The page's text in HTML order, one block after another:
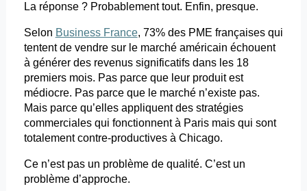
La réponse ? Probablement tout. Enfin, presque.
Selon Business France, 73% des PME françaises qui
tentent de vendre sur le marché américain échouent
à générer des revenus significatifs dans les 18
premiers mois. Pas parce que leur produit est
médiocre. Pas parce que le marché n’existe pas.
Mais parce qu’elles appliquent des stratégies
commerciales qui fonctionnent à Paris mais qui sont
totalement contre-productives à Chicago.
Ce n’est pas un problème de qualité. C’est un
problème d’approche.